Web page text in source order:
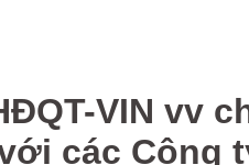
VIN vv
các Công